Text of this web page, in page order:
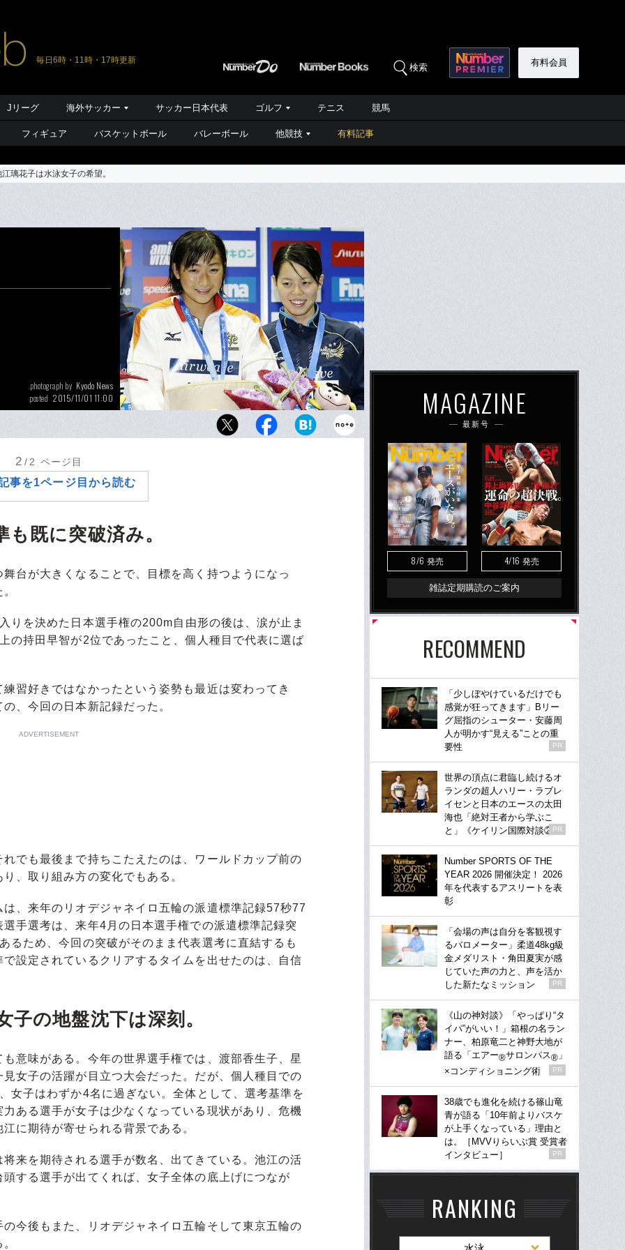
毎日6時・11時・17時更新
検索 有料会員
Jリーグ 海外サッカー サッカー日本代表 ゴルフ テニス 競馬
フィギュア バスケットボール バレーボール 他競技 有料記事
璃花子は水泳女子の希望。
photograph by Kyodo News
posted 2015/11/01 11:00
池江（左）は、8月の世界水泳200ｍバタフライで金メダル
2 /2 ページ目
事を1ページ目から読む
既に突破済み。
台が大きくなることで、目標を高く持つようになっ
を決めた日本選手権の200m自由形の後は、涙が止ま
の持田早智が2位であったこと、個人種目で代表に選ば
習好きではなかったという姿勢も最近は変わってき
、今回の日本新記録だった。
ADVERTISEMENT
でも最後まで持ちこたえたのは、ワールドカップ前の
、取り組み方の変化でもある。
、来年のリオデジャネイロ五輪の派遣標準記録57秒77
手選考は、来年4月の日本選手権での派遣標準記録突
るため、今回の突破がそのまま代表選考に直結するも
設定されているクリアするタイムを出せたのは、自信
の地盤沈下は深刻。
意味がある。今年の世界選手権では、渡部香生子、星
女子の活躍が目立つ大会だった。だが、個人種目での
女子はわずか4名に過ぎない。全体として、選考基準を
ある選手が女子は少なくなっている現状があり、危機
に期待が寄せられる背景である。
来を期待される選手が数名、出てきている。池江の活
する選手が出てくれば、女子全体の底上げにつなが
今後もまた、リオデジャネイロ五輪そして東京五輪の
MAGAZINE
最新号
8/6 発売 4/16 発売
雑誌定期購読のご案内
RECOMMEND
「少しぼやけているだけでも
感覚が狂ってきます」Bリー
グ屈指のシューター・安藤周
人が明かす“見える”ことの重
要性
PR
世界の頂点に君臨し続けるオ
ランダの超人ハリー・ラブレ
イセンと日本のエースの太田
海也「絶対王者から学ぶこ
と」《ケイリン国際対談②》
PR
Number SPORTS OF THE
YEAR 2026 開催決定！ 2026
年を代表するアスリートを表
彰
「会場の声は自分を客観視す
るバロメーター」柔道48kg級
金メダリスト・角田夏実が感
じていた声の力と、声を活か
した新たなミッション
PR
《山の神対談》「やっぱり“タ
イパ”がいい！」箱根の名ラン
ナー、柏原竜二と神野大地が
語る「エアー®サロンパス® 」
×コンディショニング術
PR
38歳でも進化を続ける篠山竜
青が語る「10年前よりバスケ
が上手くなっている」理由と
は。［MVVりらいぶ賞 受賞者
インタビュー］
PR
RANKING